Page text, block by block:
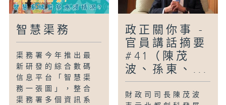
智慧渠務
渠務署今年推出最
新研發的綜合數碼
信息平台「智慧渠
務一張圖」，整合
渠務署多個資訊系
政正關你事 -
官員講話摘要
#41（陳茂
波、孫東、...
財政司司長陳茂波